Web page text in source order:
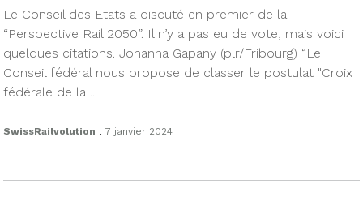
Le Conseil des Etats a discuté en premier de la
“Perspective Rail 2050”. Il n’y a pas eu de vote, mais voici
quelques citations. Johanna Gapany (plr/Fribourg) “Le
Conseil fédéral nous propose de classer le postulat "Croix
fédérale de la ...
SwissRailvolution . 7 janvier 2024